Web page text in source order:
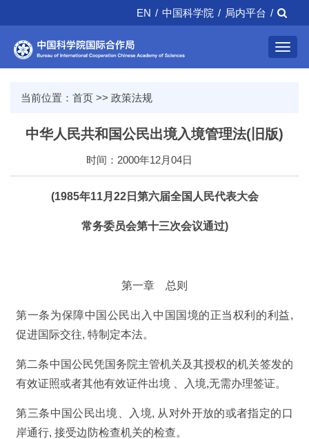
EN / 中国科学院 / 局内平台 /
当前位置： 首页 >> 政策法规
中华人民共和国公民出境入境管理法(旧版)
时间：2000年12月04日
(1985年11月22日第六届全国人民代表大会
常务委员会第十三次会议通过)
第一章 总则
第一条为保障中国公民出入中国国境的正当权利的利益,
促进国际交往, 特制定本法。
第二条中国公民凭国务院主管机关及其授权的机关签发的
有效证照或者其他有效证件出境 、入境,无需办理签证。
第三条中国公民出境、入境, 从对外开放的或者指定的口
岸通行, 接受边防检查机关的检查。